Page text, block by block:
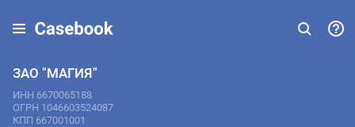
ЗАО "МАГИЯ"
ИНН 6670065188
ОГРН 1046603524087
КПП 667001001